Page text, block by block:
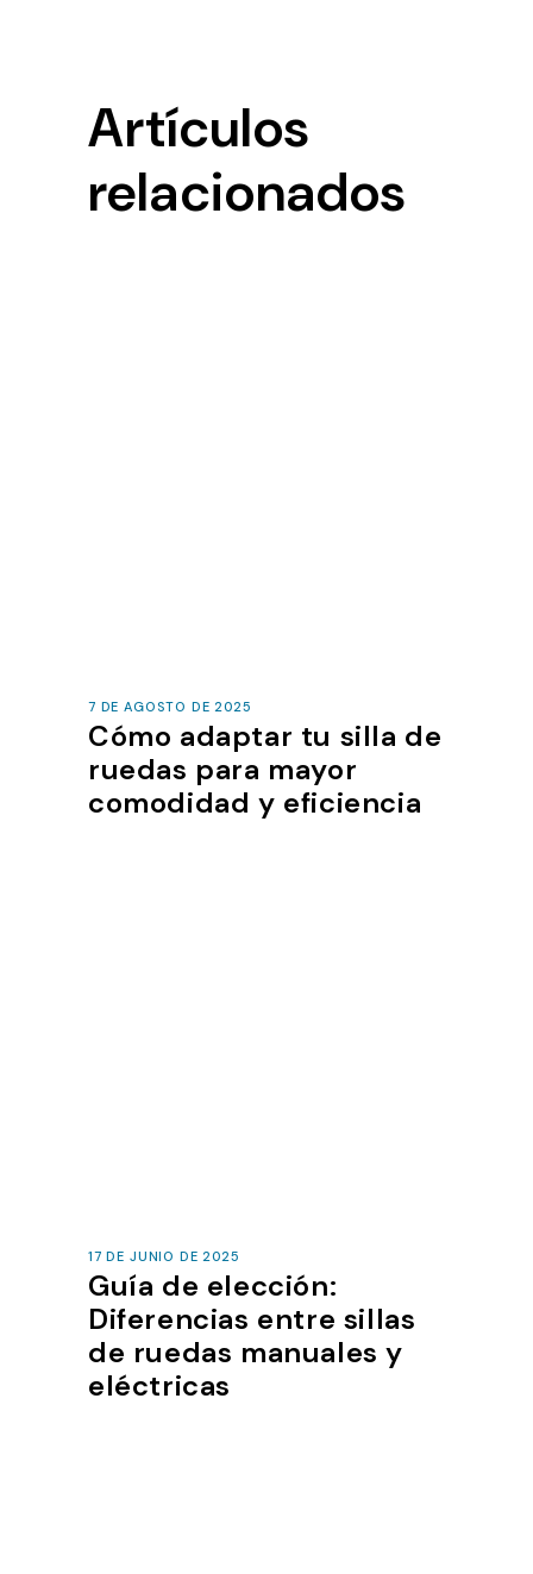
Artículos
relacionados
7 DE AGOSTO DE 2025
Cómo adaptar tu silla de
ruedas para mayor
comodidad y eficiencia
17 DE JUNIO DE 2025
Guía de elección:
Diferencias entre sillas
de ruedas manuales y
eléctricas